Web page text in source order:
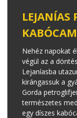
LEJANÍAS
Nehéz napokat
végül az a
Lejaníasba
kirángassuk a
Gorda
természetes
egy díszes